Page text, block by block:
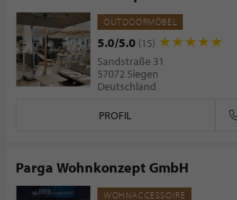
OUTDOORMÖBEL
5.0/5.0 (15)
Sandstraße 31
57072 Siegen
Deutschland
PROFIL
Parga Wohnkonzept GmbH
WOHNACCESSOIRE